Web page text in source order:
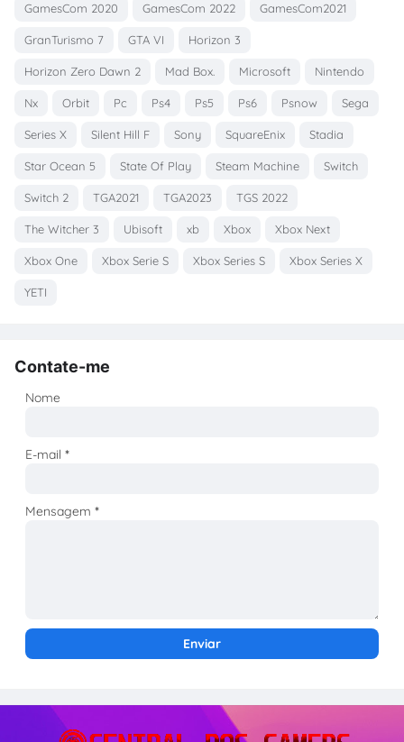
GamesCom 2020 GamesCom 2022 GamesCom2021
GranTurismo 7 GTA VI Horizon 3
Horizon Zero Dawn 2 Mad Box. Microsoft Nintendo
Nx Orbit Pc Ps4 Ps5 Ps6 Psnow Sega
Series X Silent Hill F Sony SquareEnix Stadia
Star Ocean 5 State Of Play Steam Machine Switch
Switch 2 TGA2021 TGA2023 TGS 2022
The Witcher 3 Ubisoft xb Xbox Xbox Next
Xbox One Xbox Serie S Xbox Series S Xbox Series X
YETI
Contate-me
Nome
E-mail*
Mensagem*